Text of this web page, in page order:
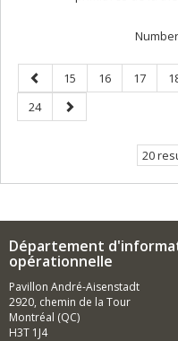
Previous
page
Page
15 Page
16 Page
17
Page
24
Next
page
20
Département
opérationnelle
Pavillon André-Aisenstadt
2920, chemin de la Tour
Montréal (QC)
H3T 1J4